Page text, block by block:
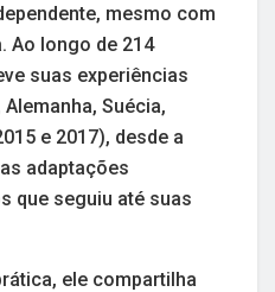
mesmo com
Ao longo de 214
suas experiências
Suécia,
e 2017), desde a
adaptações
que seguiu até suas
ele compartilha